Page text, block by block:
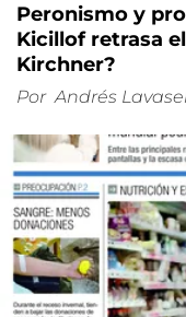
Peronismo y
Kicillof retrasa
Kirchner?
Por Andrés